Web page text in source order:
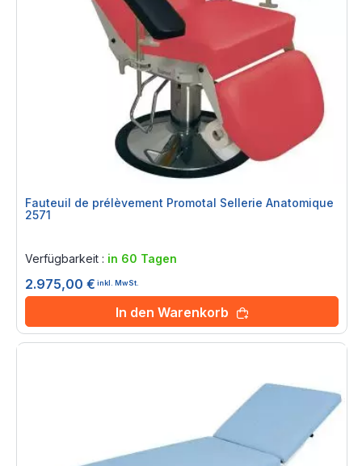
Fauteuil de prélèvement Promotal Sellerie Anatomique
2571
Verfügbarkeit : in 60 Tagen
2.975,00 € inkl. MwSt.
In den Warenkorb